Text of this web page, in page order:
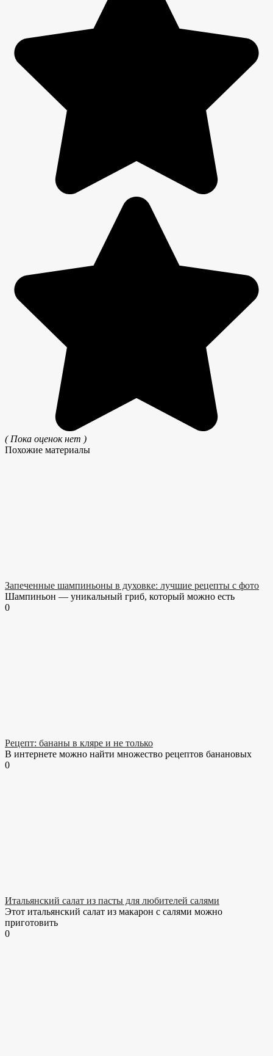
( Пока оценок нет )
Похожие материалы
Запеченные шампиньоны в духовке: лучшие рецепты с фото
Шампиньон — уникальный гриб, который можно есть
0
Рецепт: бананы в кляре и не только
В интернете можно найти множество рецептов банановых
0
Итальянский салат из пасты для любителей салями
Этот итальянский салат из макарон с салями можно
приготовить
0